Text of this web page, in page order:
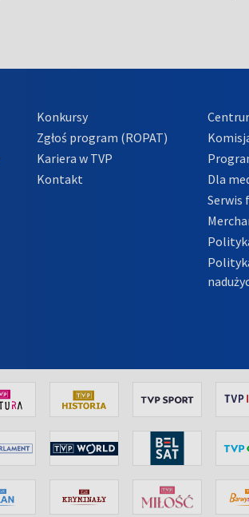
Konkursy
Zgłoś program (ROPAT)
Kariera w TVP
Kontakt
Dla
Serwis